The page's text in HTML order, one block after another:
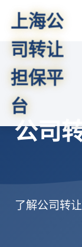
上海公
司转让
担保平
台
公司
了解公司转